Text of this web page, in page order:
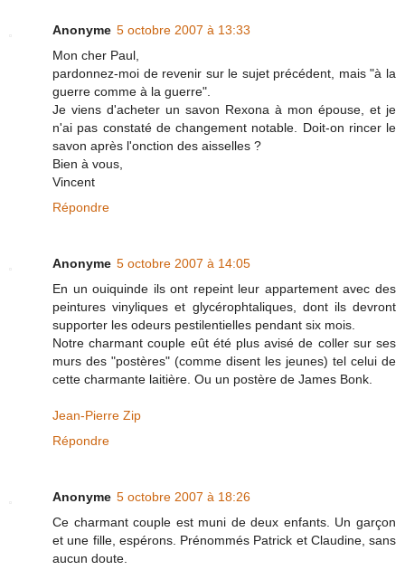
Anonyme 5 octobre 2007 à 13:33
Mon cher Paul,
pardonnez-moi de revenir sur le sujet précédent, mais "à la
guerre comme à la guerre".
Je viens d'acheter un savon Rexona à mon épouse, et je
n'ai pas constaté de changement notable. Doit-on rincer le
savon après l'onction des aisselles ?
Bien à vous,
Vincent
Répondre
Anonyme 5 octobre 2007 à 14:05
En un ouiquinde ils ont repeint leur appartement avec des
peintures vinyliques et glycérophtaliques, dont ils devront
supporter les odeurs pestilentielles pendant six mois.
Notre charmant couple eût été plus avisé de coller sur ses
murs des "postères" (comme disent les jeunes) tel celui de
cette charmante laitière. Ou un postère de James Bonk.
Jean-Pierre Zip
Répondre
Anonyme 5 octobre 2007 à 18:26
Ce charmant couple est muni de deux enfants. Un garçon
et une fille, espérons. Prénommés Patrick et Claudine, sans
aucun doute.